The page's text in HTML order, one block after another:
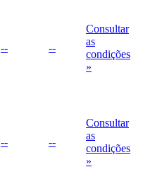
-- --
Consultar
as
condições
»
-- --
Consultar
as
condições
»